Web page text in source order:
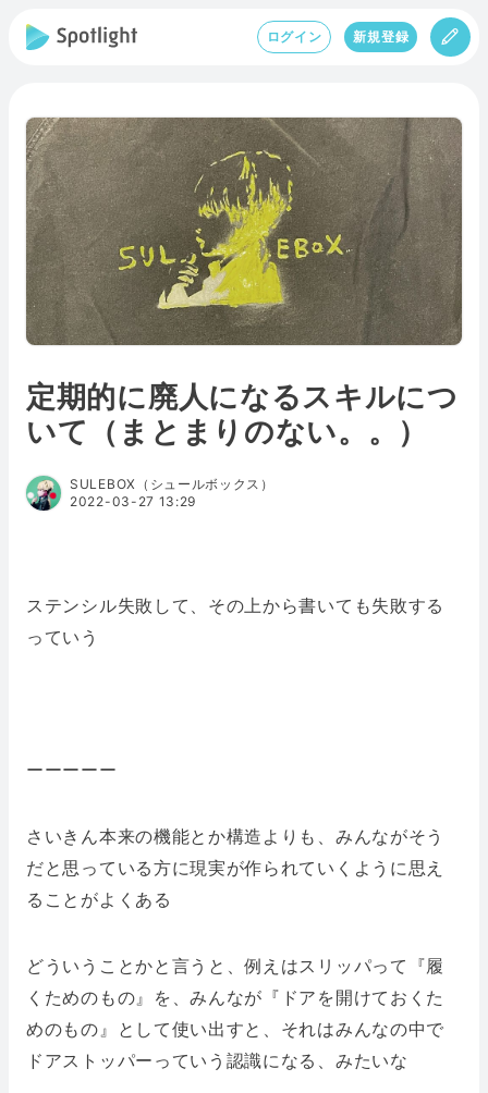
ログイン 新規登録
定期的に廃人になるスキルにつ
いて（まとまりのない。。）
SULEBOX（シュールボックス）
2022-03-27 13:29
ステンシル失敗して、その上から書いても失敗する
っていう
ーーーーー
さいきん本来の機能とか構造よりも、みんながそう
だと思っている方に現実が作られていくように思え
ることがよくある
どういうことかと言うと、例えはスリッパって『履
くためのもの』を、みんなが『ドアを開けておくた
めのもの』として使い出すと、それはみんなの中で
ドアストッパーっていう認識になる、みたいな